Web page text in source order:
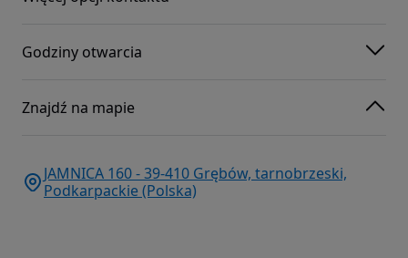
Godziny otwarcia
Znajdź na mapie
JAMNICA 160 - 39-410 Grębów, tarnobrzeski,
Podkarpackie (Polska)